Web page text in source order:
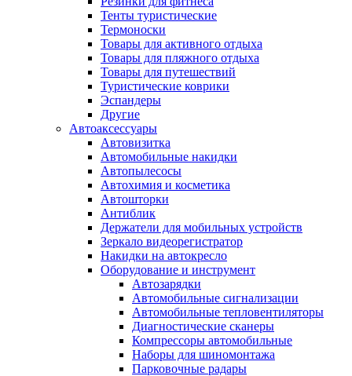
Тенты туристические
Термоноски
Товары для активного отдыха
Товары для пляжного отдыха
Товары для путешествий
Туристические коврики
Эспандеры
Другие
Автоаксессуары
Автовизитка
Автомобильные накидки
Автопылесосы
Автохимия и косметика
Автошторки
Антиблик
Держатели для мобильных устройств
Зеркало видеорегистратор
Накидки на автокресло
Оборудование и инструмент
Автозарядки
Автомобильные сигнализации
Автомобильные тепловентиляторы
Диагностические сканеры
Компрессоры автомобильные
Наборы для шиномонтажа
Парковочные радары